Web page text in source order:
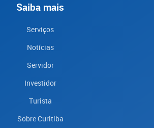
Saiba mais
Serviços
Notícias
Servidor
Investidor
Turista
Sobre Curitiba